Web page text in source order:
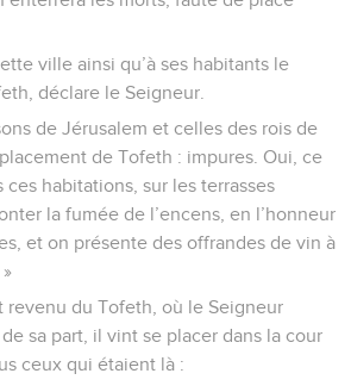
ville ainsi qu’à ses habitants le
déclare le Seigneur.
de Jérusalem et celles des rois de
de Tofeth : impures. Oui, ce
habitations, sur les terrasses
la fumée de l’encens, en l’honneur
et on présente des offrandes de vin à
revenu du Tofeth, où le Seigneur
sa part, il vint se placer dans la cour
ceux qui étaient là :